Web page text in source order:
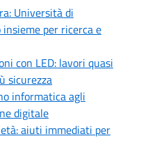
Università di
per ricerca e
con LED: lavori quasi
sicurezza
informatica agli
digitale
aiuti immediati per